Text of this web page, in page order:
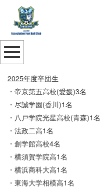
2025年度卒団生
・帝京第五高校(愛媛)3名
・尽誠学園(香川)1名
・八戸学院光星高校(青森)1名
・法政二高1名
・創学館高校4名
・横須賀学院高1名
・横浜商科大高1名
・東海大学相模高1名